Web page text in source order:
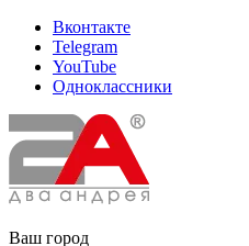
Вконтакте
Telegram
YouTube
Одноклассники
Ваш город